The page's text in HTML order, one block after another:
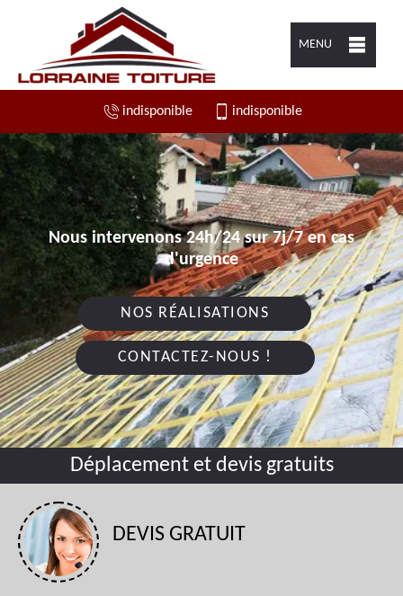
MENU
indisponible indisponible
Nous intervenons 24h/24 sur 7j/7 en cas
d'urgence
NOS RÉALISATIONS
CONTACTEZ-NOUS !
Déplacement et devis gratuits
DEVIS GRATUIT